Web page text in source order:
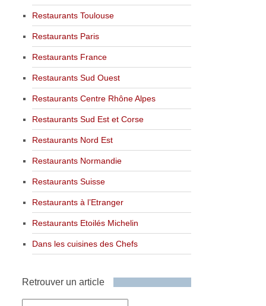
Restaurants Toulouse
Restaurants Paris
Restaurants France
Restaurants Sud Ouest
Restaurants Centre Rhône Alpes
Restaurants Sud Est et Corse
Restaurants Nord Est
Restaurants Normandie
Restaurants Suisse
Restaurants à l’Etranger
Restaurants Etoilés Michelin
Dans les cuisines des Chefs
Retrouver un article